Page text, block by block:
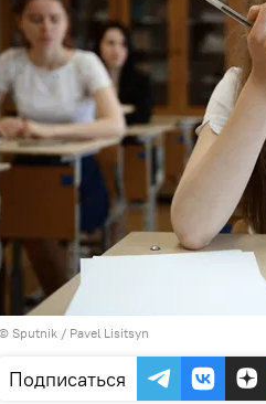
© Sputnik / Pavel Lisitsyn
Подписаться